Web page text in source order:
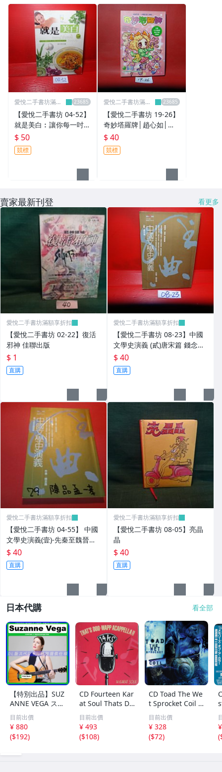
愛悅二手書坊滿額
【愛悅二手書坊 04-52】
就是美白︰讓你每一吋肌
膚都白皙的６９道食譜
$ 50
競標
愛悅二手書坊滿額
【愛悅二手書坊 19-26】
奇妙塔羅牌│趙心如│福
地
$ 40
競標
賣家最新刊登 看更多
愛悅二手書坊滿額享折扣
【愛悅二手書坊 02-22】復活
邪神 佳聯出版
$ 1
直購
愛悅二手書坊滿額享折扣
【愛悅二手書坊 08-23】中國
文學史演義 (貳)唐宋篇 錢念孫/
著 正中
$ 40
直購
愛悅二手書坊滿額享折扣
【愛悅二手書坊 04-55】 中國
文學史演義(壹)-先秦至魏晉篇
$ 40
直購
愛悅二手書坊滿額享折扣
【愛悅二手書坊 08-05】亮晶
晶
$ 40
直購
日本代購 看全部
【特別出品】SUZ
ANNE VEGA スザ
ンヌ・ヴェガ 精
選集 100歌 音楽D
L(MP3CD)☆
目前出價
¥ 880
($192)
CD Fourteen Kar
at Soul Thats Do
o-Wapp Acappel
la PCCY00374 Ca
nyon Internatio
nal /00110
目前出價
¥ 493
($108)
CD Toad The We
t Sprocket Coil C
K67862 Columbi
a /00110
目前出價
¥ 328
($72)
(